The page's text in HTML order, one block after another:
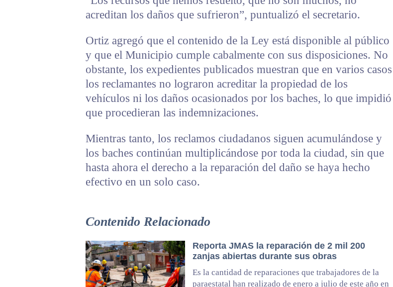
acreditan los daños que sufrieron”, puntualizó el secretario.
Ortiz agregó que el contenido de la Ley está disponible al público
y que el Municipio cumple cabalmente con sus disposiciones. No
obstante, los expedientes publicados muestran que en varios casos
los reclamantes no lograron acreditar la propiedad de los
vehículos ni los daños ocasionados por los baches, lo que impidió
que procedieran las indemnizaciones.
Mientras tanto, los reclamos ciudadanos siguen acumulándose y
los baches continúan multiplicándose por toda la ciudad, sin que
hasta ahora el derecho a la reparación del daño se haya hecho
efectivo en un solo caso.
Contenido Relacionado
Reporta JMAS la reparación de 2 mil 200
zanjas abiertas durante sus obras
Es la cantidad de reparaciones que trabajadores de la
paraestatal han realizado de enero a julio de este año en